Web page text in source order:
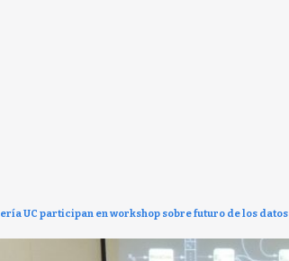
UC participan en workshop sobre futuro de los datos